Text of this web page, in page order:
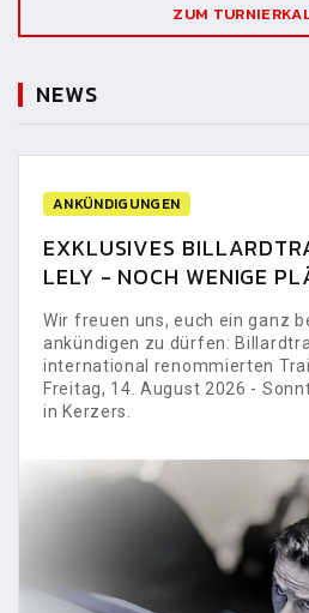
ZUM
NEWS
ANKÜNDIGUNGEN
EXKLUSIVES
LELY - NOCH WENIGE
Wir freuen uns, euch ein ganz
ankündigen zu dürfen:
international renommierten
Freitag, 14. August 2026 -
in Kerzers.